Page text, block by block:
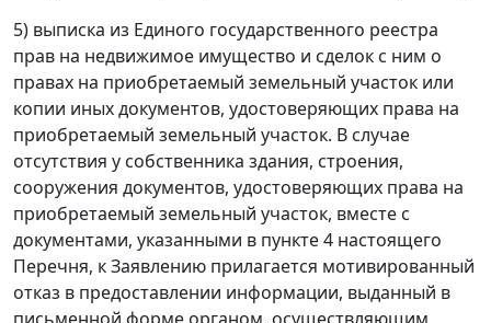
5) выписка из Единого государственного реестра
прав на недвижимое имущество и сделок с ним о
правах на приобретаемый земельный участок или
копии иных документов, удостоверяющих права на
приобретаемый земельный участок. В случае
отсутствия у собственника здания, строения,
сооружения документов, удостоверяющих права на
приобретаемый земельный участок, вместе с
документами, указанными в пункте 4 настоящего
Перечня, к Заявлению прилагается мотивированный
отказ в предоставлении информации, выданный в